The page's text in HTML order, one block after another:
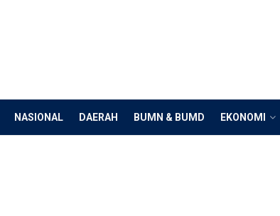
NASIONAL DAERAH BUMN & BUMD EKONOMI